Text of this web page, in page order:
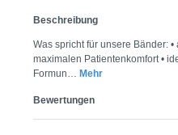
Beschreibung
Was spricht für unsere Bänder:
maximalen Patientenkomfort •
Formun… Mehr
Bewertungen